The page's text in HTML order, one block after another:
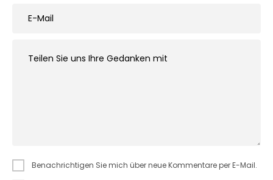
Benachrichtigen Sie mich über neue Kommentare per E-Mail.